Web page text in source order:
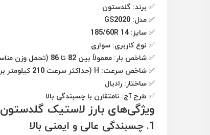
✅ برند: گلدستون
✅مدل:
✅سایز:
✅ نوع کاربری: سواری
✅شاخص بار: معمولاً بین 82 تا 86 (تحمل وزن مناسب)
✅شاخص سرعت:
✅ساختار: رادیال
✅ طرح آج: نامتقارن با چسبندگی بالا
ویژگی‌های بارز لاستیک گلدستون GS2020
1. چسبندگی عالی و ایمنی بالا